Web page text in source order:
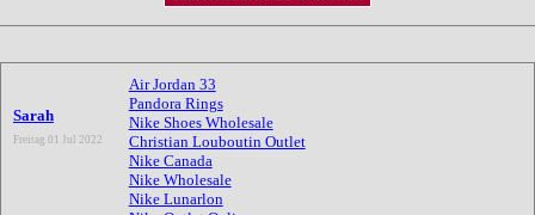
Sarah
Freitag 01 Jul 2022
Air Jordan 33
Pandora Rings
Nike Shoes Wholesale
Christian Louboutin Outlet
Nike Canada
Nike Wholesale
Nike Lunarlon